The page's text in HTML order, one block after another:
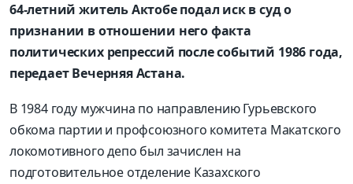
64-летний житель Актобе подал иск в суд о
признании в отношении него факта
политических репрессий после событий 1986 года,
передает Вечерняя Астана.
В 1984 году мужчина по направлению Гурьевского
обкома партии и профсоюзного комитета Макатского
локомотивного депо был зачислен на
подготовительное отделение Казахского